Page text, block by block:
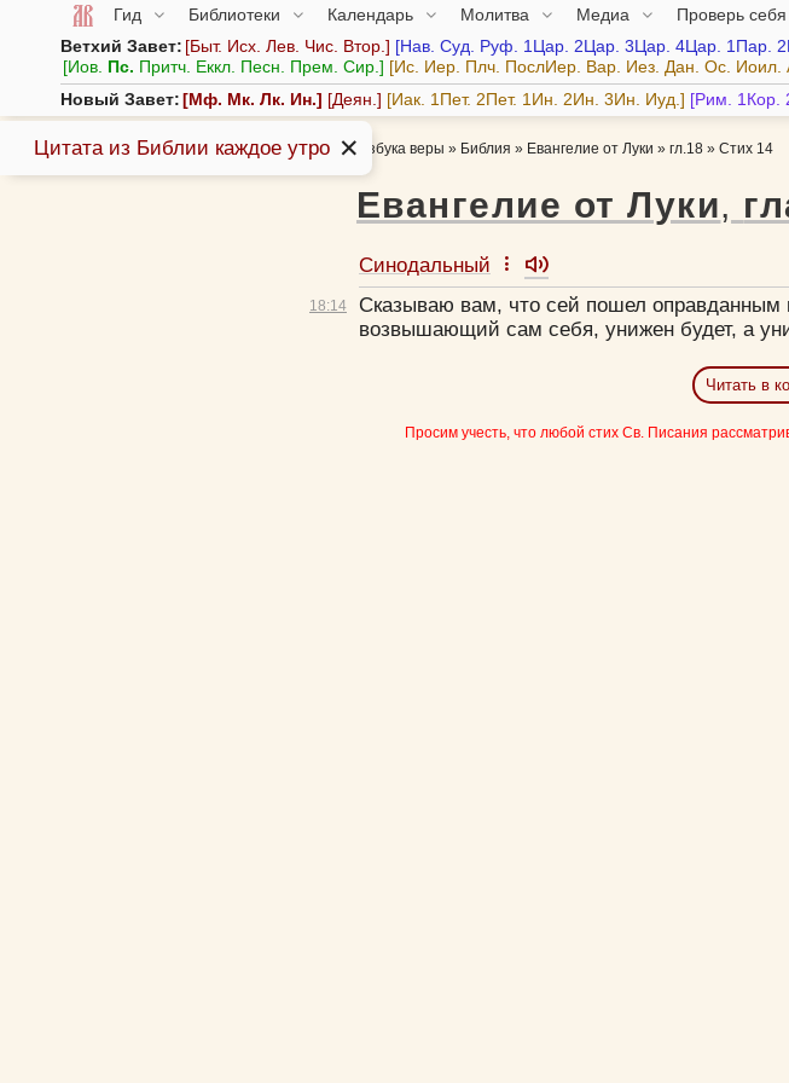
Гид Библиотеки Календарь Молитва Медиа Проверь себя
Ветхий Завет: Быт. Исх. Лев. Чис. Втор. Нав. Суд. Руф. 1Цар. 2Цар. 3Цар. 4Цар. 1Пар.
Иов. Пс. Притч. Еккл. Песн. Прем. Сир. Ис. Иер. Плч. ПослИер. Вар. Иез. Дан. Ос. Иоил.
Новый Завет: Мф. Мк. Лк. Ин. Деян. Иак. 1Пет. 2Пет. 1Ин. 2Ин. 3Ин. Иуд. Рим. 1Кор.
Азбука веры » Библия » Евангелие от Луки » гл.18 » Стих 14
Евангелие от Луки,
18:14
Синодальный
Сказываю вам, что сей пошел оправданным
возвышающий сам себя, унижен будет, а
Читать в
Просим учесть, что любой стих Св. Писания
Цитата из Библии каждое утро ✕